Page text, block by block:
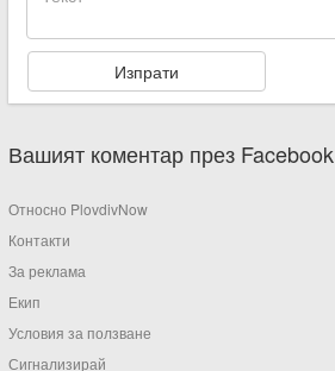
Вашият коментар през Facebook
Относно PlovdivNow
Контакти
За реклама
Екип
Условия за ползване
Сигнализирай